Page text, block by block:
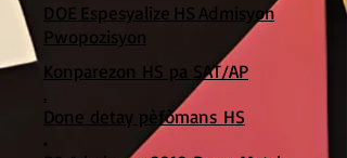
DOE Espesyalize HS Admisyon
Pwopozisyon
Konparezon HS pa SAT/AP
.
Done detay pèfòmans HS
.